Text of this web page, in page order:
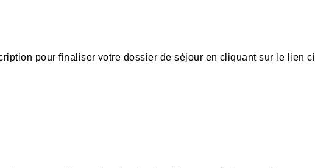
pour finaliser votre dossier de séjour en cliquant sur le lien ci